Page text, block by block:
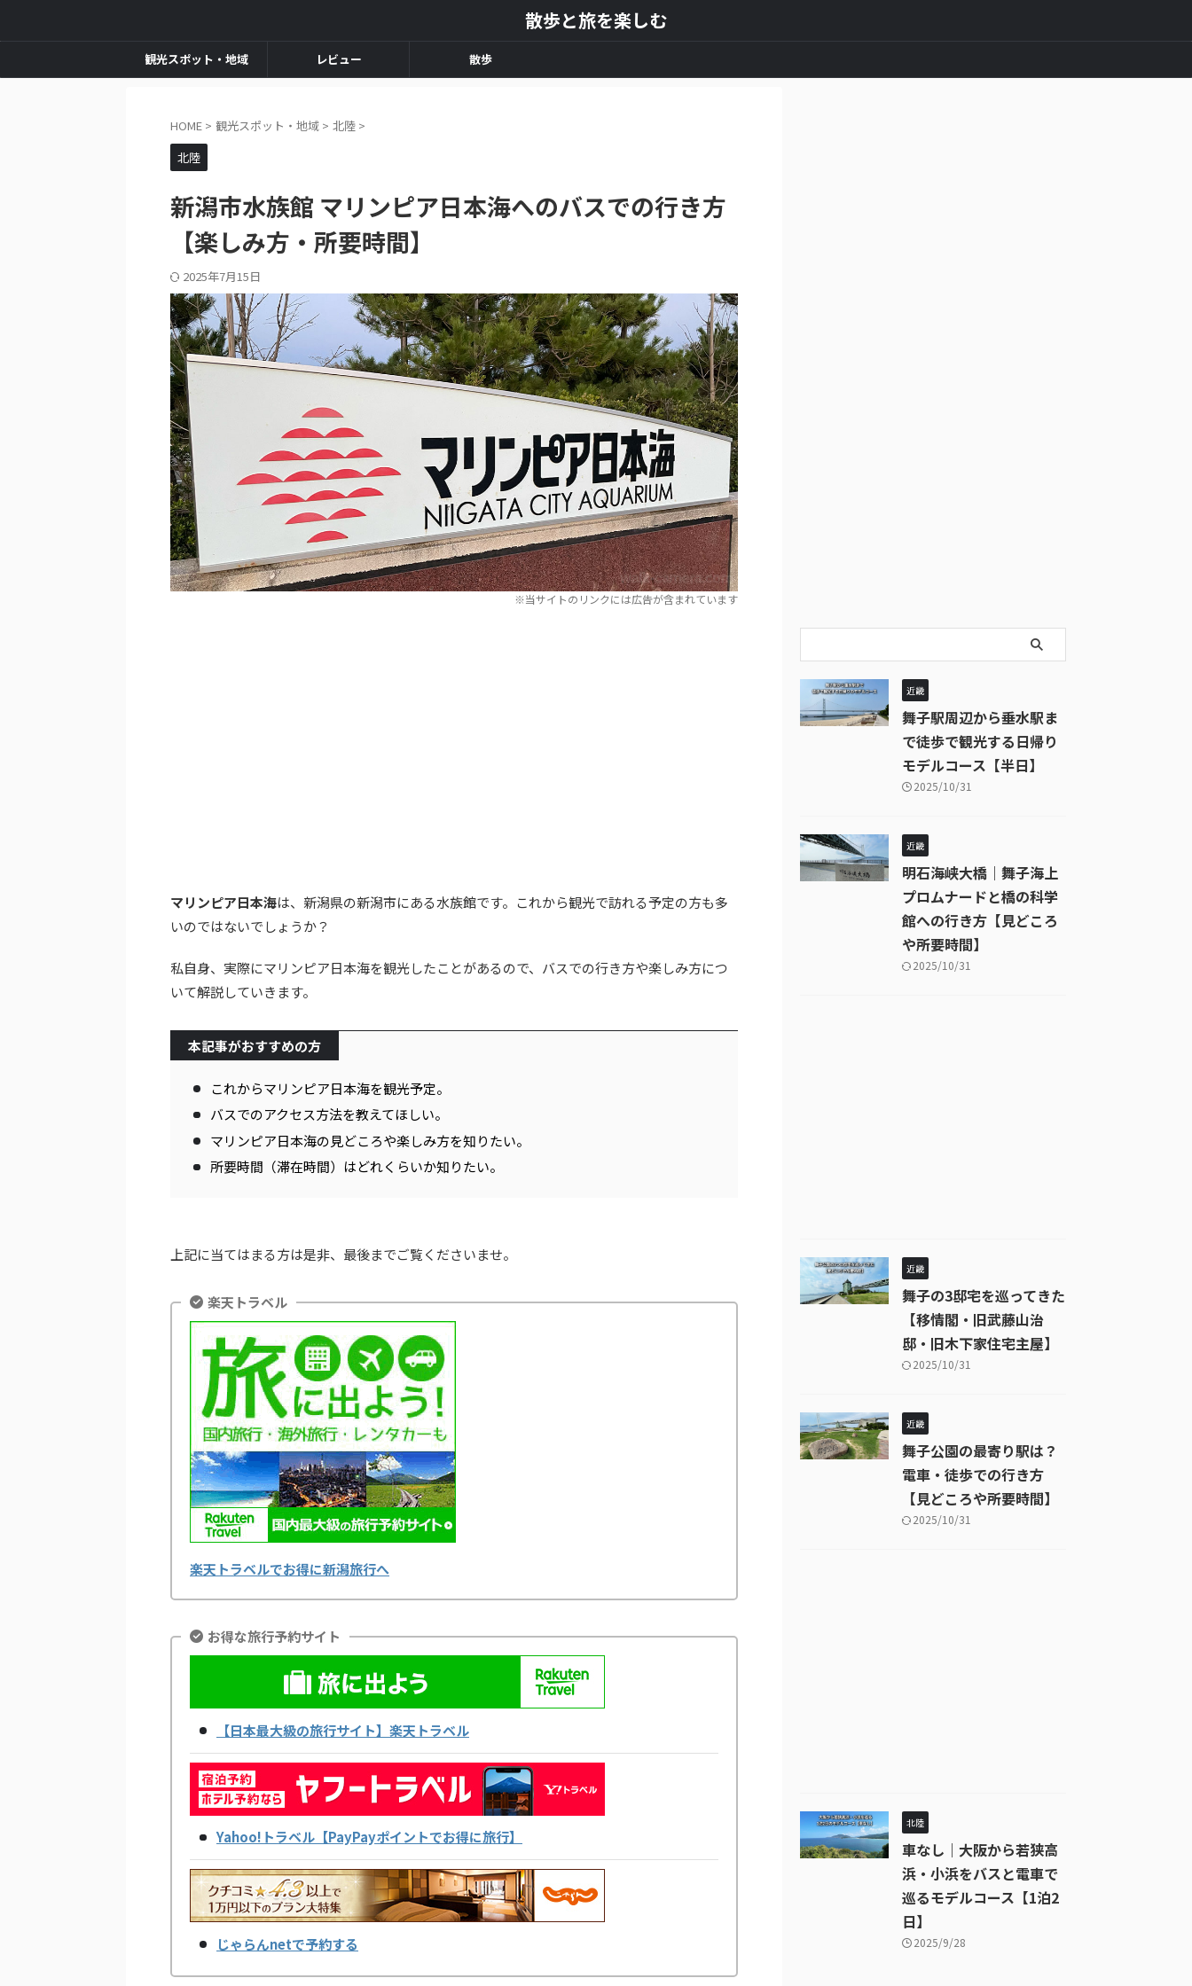
散歩と旅を楽しむ
観光スポット・地域 レビュー 散歩
HOME > 観光スポット・地域 > 北陸 >
北陸
新潟市水族館 マリンピア日本海へのバスでの行き方
【楽しみ方・所要時間】
2025年7月15日
マリンピア日本海は、新潟県の新潟市にある水族館です。これから観光で訪れる予定の方も多
いのではないでしょうか？
私自身、実際にマリンピア日本海を観光したことがあるので、バスでの行き方や楽しみ方につ
いて解説していきます。
本記事がおすすめの方
これからマリンピア日本海を観光予定。
バスでのアクセス方法を教えてほしい。
マリンピア日本海の見どころや楽しみ方を知りたい。
所要時間（滞在時間）はどれくらいか知りたい。
上記に当てはまる方は是非、最後までご覧くださいませ。
楽天トラベル
楽天トラベルでお得に新潟旅行へ
お得な旅行予約サイト
【日本最大級の旅行サイト】楽天トラベル
Yahoo!トラベル【PayPayポイントでお得に旅行】
じゃらんnetで予約する
近畿
舞子駅周辺から垂水駅ま
で徒歩で観光する日帰り
モデルコース【半日】
2025/10/31
近畿
明石海峡大橋｜舞子海上
プロムナードと橋の科学
館への行き方【見どころ
や所要時間】
2025/10/31
近畿
舞子の3邸宅を巡ってきた
【移情閣・旧武藤山治
邸・旧木下家住宅主屋】
2025/10/31
近畿
舞子公園の最寄り駅は？
電車・徒歩での行き方
【見どころや所要時間】
2025/10/31
北陸
車なし｜大阪から若狭高
浜・小浜をバスと電車で
巡るモデルコース【1泊2
日】
2025/9/28